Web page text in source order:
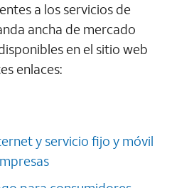
a los servicios de
ancha de mercado
en el sitio web
enlaces:
y servicio fijo y móvil